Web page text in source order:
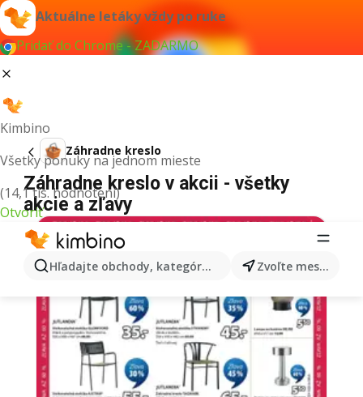
Aktuálne letáky vždy po ruke
Pridať do Chrome - ZADARMO
Kimbino
Všetky ponuky na jednom mieste
(14,1 tis. hodnotení)
Otvoriť
Hľadajte obchody, kategórie, produkty... Zvoľte mesto
Záhradne kreslo
Záhradne kreslo v akcii - všetky
akcie a zľavy